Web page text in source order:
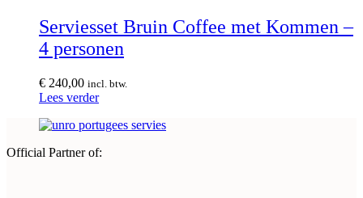
Serviesset Bruin Coffee met Kommen –
4 personen
€ 240,00 incl. btw.
Lees verder
Official Partner of: